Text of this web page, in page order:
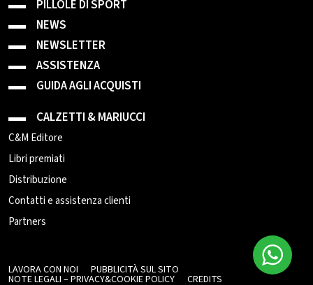
PILLOLE DI SPORT
NEWS
NEWSLETTER
ASSISTENZA
GUIDA AGLI ACQUISTI
CALZETTI & MARIUCCI
C&M Editore
Libri premiati
Distribuzione
Contatti e assistenza clienti
Partners
LAVORA CON NOI PUBBLICITÀ SUL SITO
NOTE LEGALI – PRIVACY&COOKIE POLICY CREDITS